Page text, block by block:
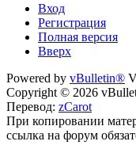
Вход
Регистрация
Полная версия
Вверх
Powered by vBulletin®
Copyright © 2026
Перевод: zCarot
При копировании
ссылка на форум